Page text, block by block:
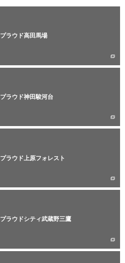
プラウド高田馬場
プラウド神田駿河台
プラウド上原フォレスト
プラウドシティ武蔵野三鷹